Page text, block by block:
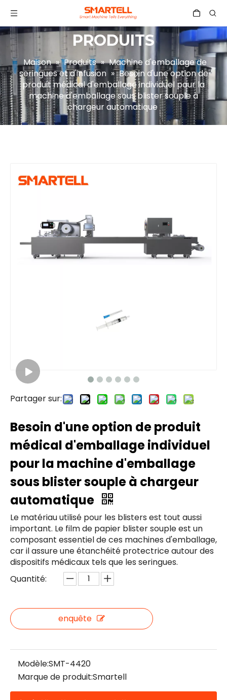
PRODUITS
Maison » Produits » Machine d'emballage de
seringues et d'infusion » Besoin d'une option de
produit médical d'emballage individuel pour la
machine d'emballage sous blister souple à
chargeur automatique
Partager sur:
Besoin d'une option de produit
médical d'emballage individuel
pour la machine d'emballage
sous blister souple à chargeur
automatique
Le matériau utilisé pour les blisters est tout aussi
important. Le film de papier blister souple est un
composant essentiel de ces machines d'emballage,
car il assure une étanchéité protectrice autour des
dispositifs médicaux tels que les seringues.
Quantité:
enquête
Modèle:SMT-4420
Marque de produit:Smartell